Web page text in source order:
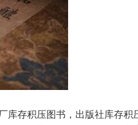
库存积压图书，出版社库存